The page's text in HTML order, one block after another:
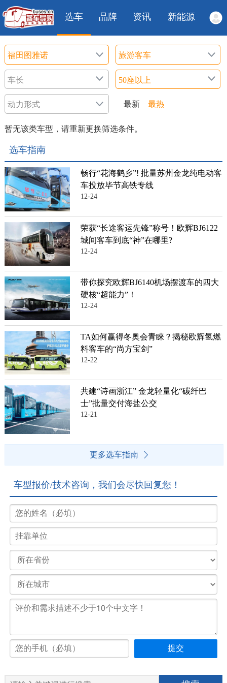
选车 品牌 资讯 新能源
最新 最热
暂无该类车型，请重新更换筛选条件。
选车指南
畅行“花海鹤乡”! 批量苏州金龙纯电动客
车投放毕节高铁专线
12-24
荣获“长途客运先锋”称号！欧辉BJ6122
城间客车到底“神”在哪里?
12-24
带你探究欧辉BJ6140机场摆渡车的四大
硬核“超能力”！
12-24
TA如何赢得冬奥会青睐？揭秘欧辉氢燃
料客车的“尚方宝剑”
12-22
共建“诗画浙江” 金龙轻量化“碳纤巴
士”批量交付海盐公交
12-21
更多选车指南
车型报价/技术咨询，我们会尽快回复您！